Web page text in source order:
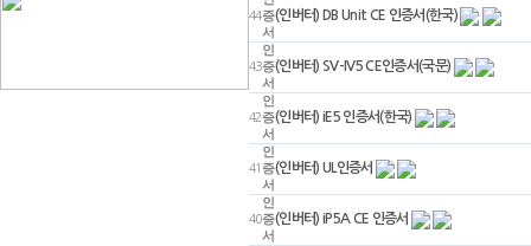
44증
서
(인버터) DB Unit CE 인증서(한국)
43
인
증
서
(인버터) SV-IV5 CE인증서(국문)
42
인
증
서
(인버터) iE5 인증서(한국)
41
인
증
서
(인버터) UL인증서
40
인
증
서
(인버터) iP5A CE 인증서